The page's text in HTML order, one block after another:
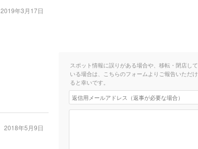
2019年3月17日
2018年5月9日
スポット情報に誤りがある場合や、移転・閉店して
いる場合は、こちらのフォームよりご報告いただけ
ると幸いです。